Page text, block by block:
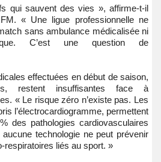
qui sauvent des vies », affirme-t-il
« Une ligue professionnelle ne
sans ambulance médicalisée ni
C’est une question de
effectuées en début de saison,
restent insuffisantes face à
« Le risque zéro n’existe pas. Les
l’électrocardiogramme, permettent
des pathologies cardiovasculaires
technologie ne peut prévenir
respiratoires liés au sport. »